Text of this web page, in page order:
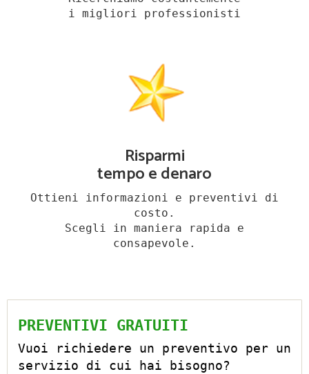
i migliori professionisti
Risparmi
tempo e denaro
Ottieni informazioni e preventivi di
costo.
Scegli in maniera rapida e
consapevole.
PREVENTIVI GRATUITI
Vuoi richiedere un preventivo per un
servizio di cui hai bisogno?